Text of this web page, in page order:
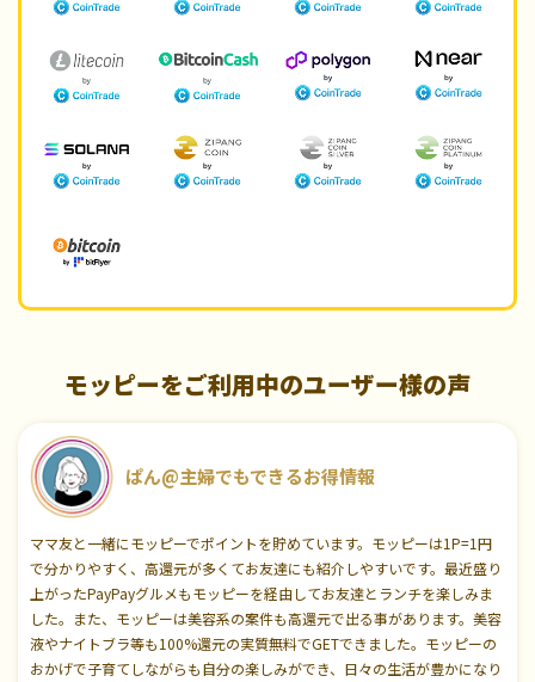
モッピーをご利用中のユーザー様の声
ぱん@主婦でもできるお得情報
ママ友と一緒にモッピーでポイントを貯めています。モッピーは1P=1円
で分かりやすく、高還元が多くてお友達にも紹介しやすいです。最近盛り
上がったPayPayグルメもモッピーを経由してお友達とランチを楽しみま
した。また、モッピーは美容系の案件も高還元で出る事があります。美容
液やナイトブラ等も100%還元の実質無料でGETできました。モッピーの
おかげで子育てしながらも自分の楽しみができ、日々の生活が豊かになり